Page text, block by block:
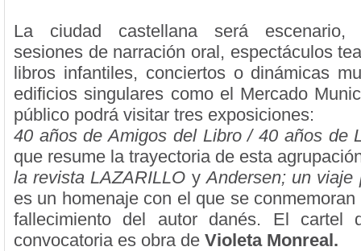
La ciudad castellana será escenario,
sesiones de narración oral, espectáculos
libros infantiles, conciertos o dinámicas
edificios singulares como el Mercado
público podrá visitar tres exposiciones:
40 años de Amigos del Libro / 40 años de
que resume la trayectoria de esta
la revista LAZARILLO yAndersen; un viaje
es un homenaje con el que se
fallecimiento del autor danés. El cartel
convocatoria es obra de Violeta Monreal.